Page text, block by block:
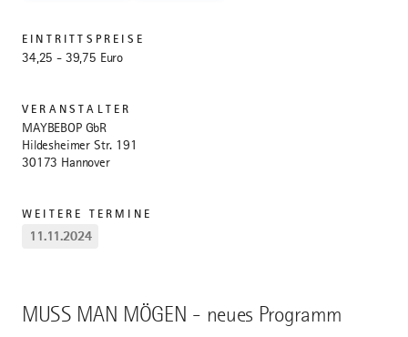
MUSS MAN MÖGEN - neues Programm
EINTRITTSPREISE
34,25 - 39,75 Euro
VERANSTALTER
MAYBEBOP GbR
Hildesheimer Str. 191
30173 Hannover
WEITERE TERMINE
11.11.2024